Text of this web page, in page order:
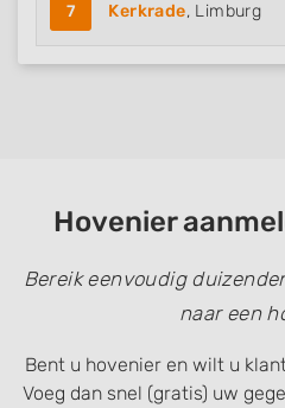
7 Kerkrade, Limburg
Hovenier
Bereik eenvoudig
naar een
Bent u hovenier en wilt u
Voeg dan snel (gratis) uw